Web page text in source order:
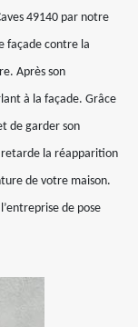
49140 par notre
façade contre la
Après son
à la façade. Grâce
de garder son
la réapparition
de votre maison.
de pose